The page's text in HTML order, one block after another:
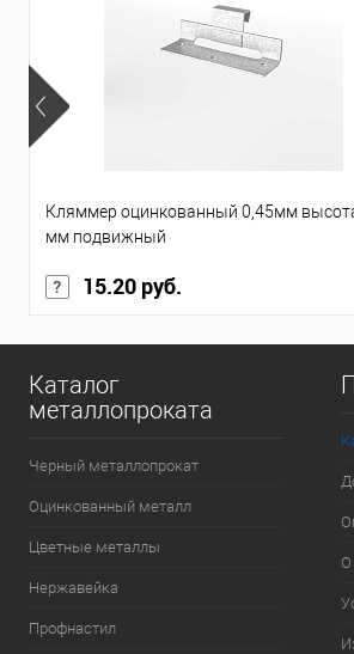
Кляммер оцинкованный 0,45мм
мм подвижный
15.20 руб.
Каталог
металлопроката
Черный металлопрокат
Оцинкованный металл
Цветные металлы
Нержавейка
Профнастил
О